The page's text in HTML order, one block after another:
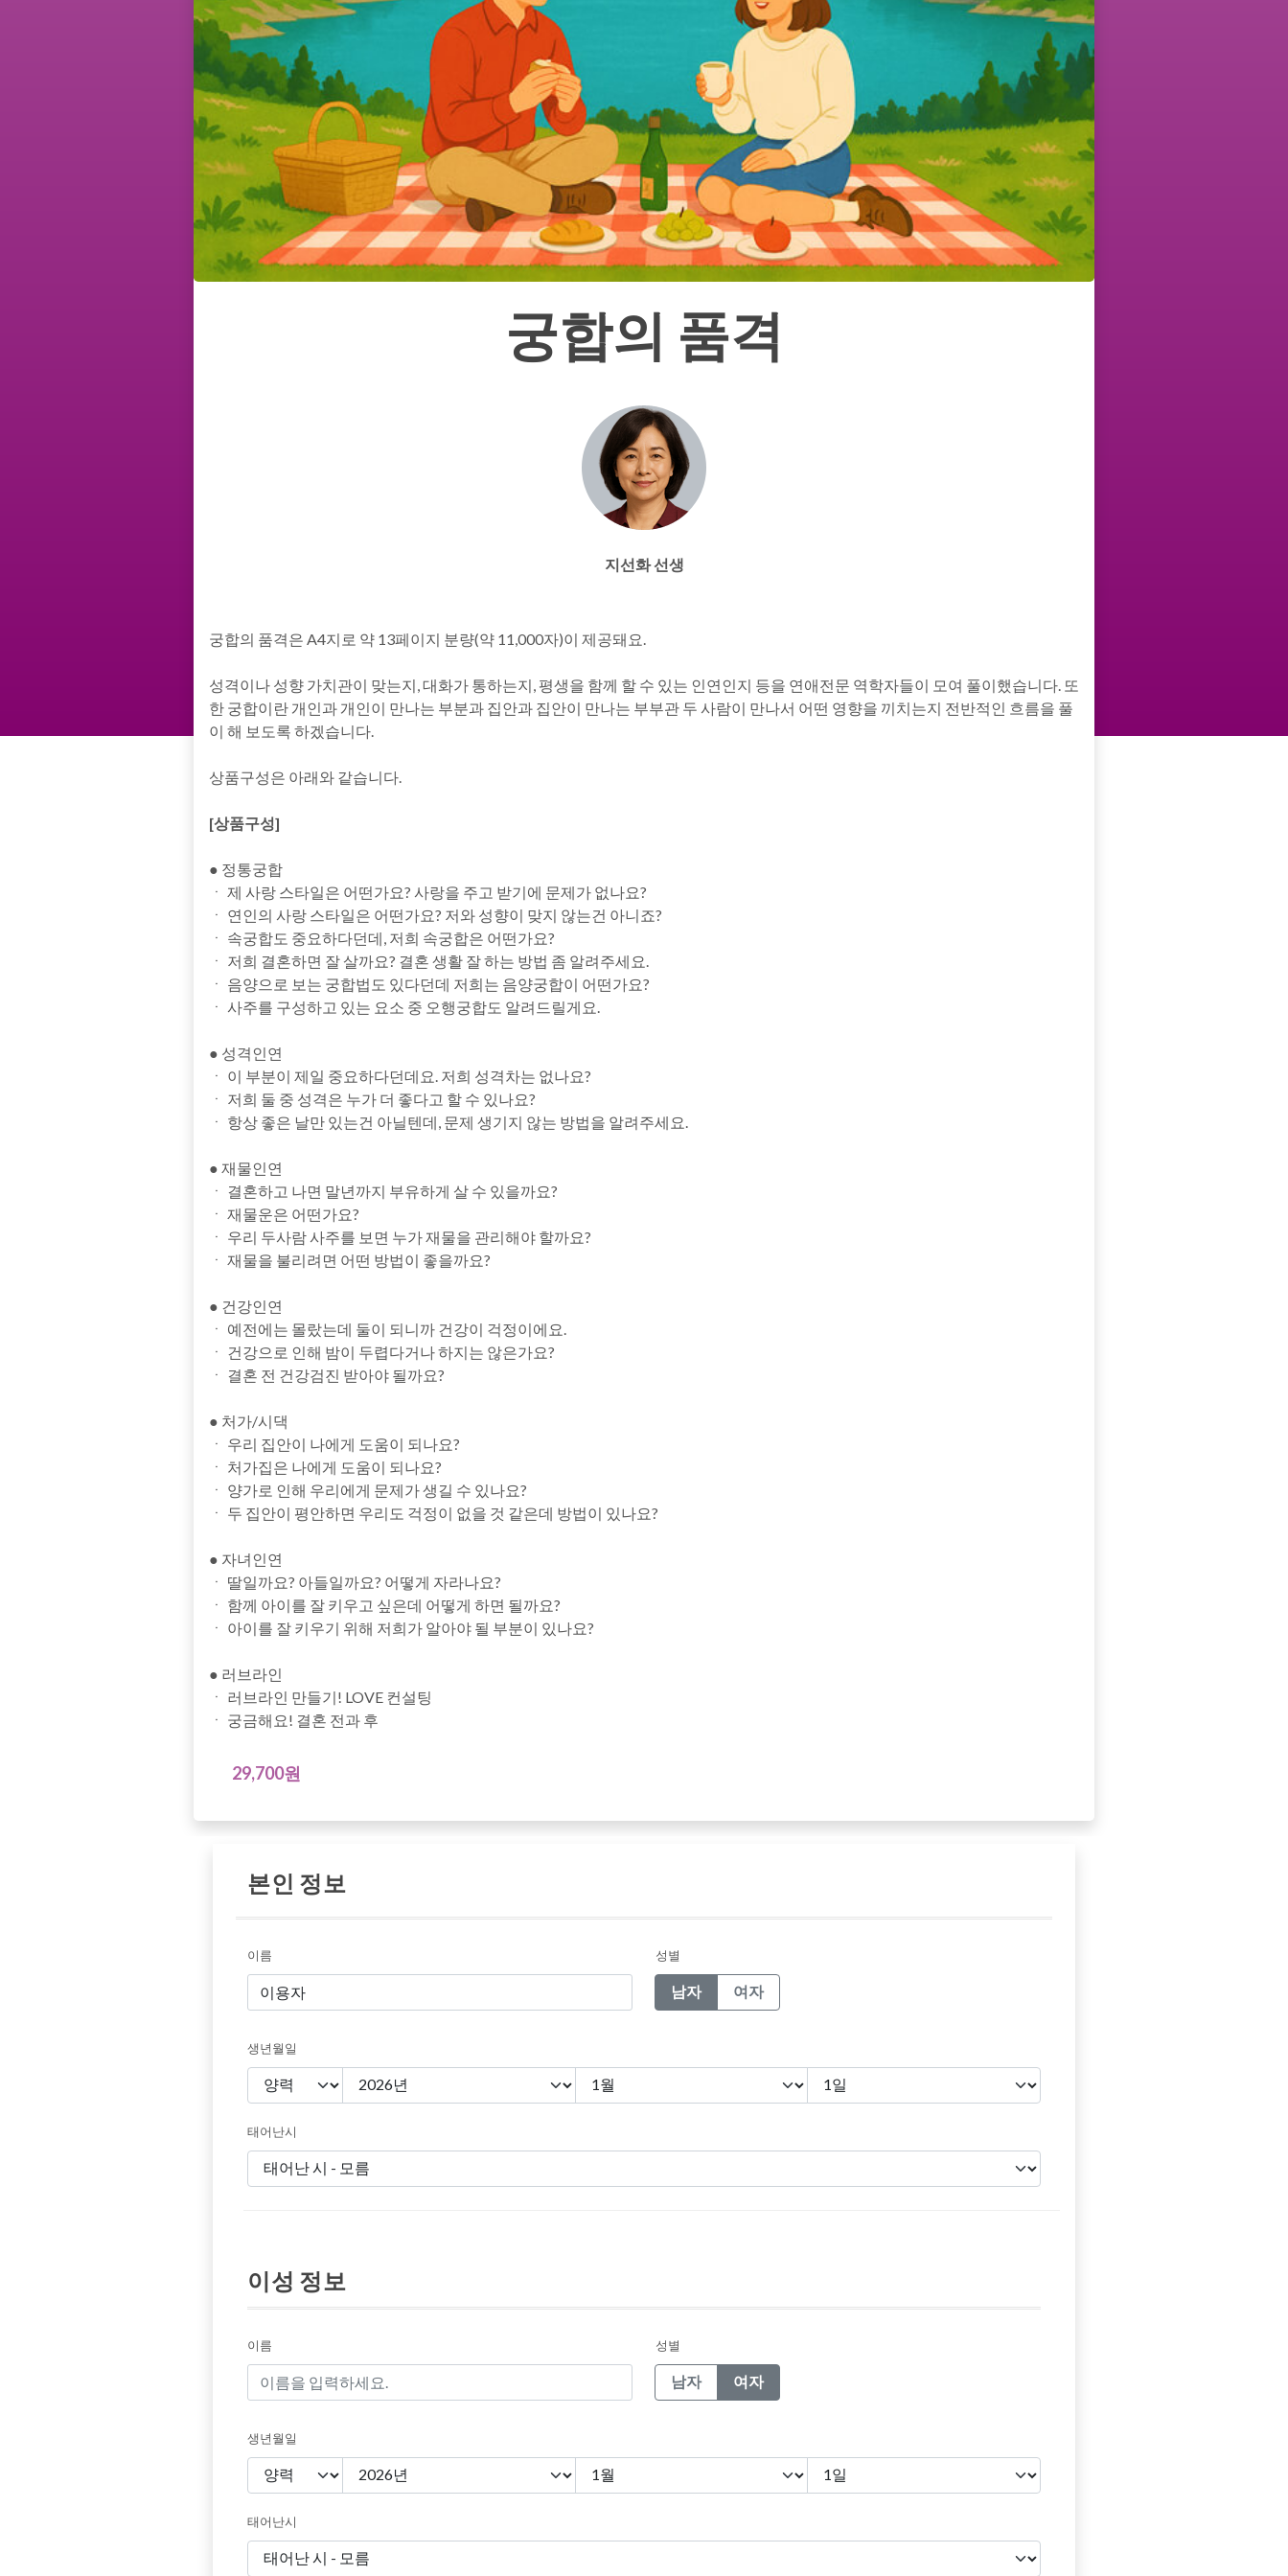
궁합의 품격
지선화 선생
궁합의 품격은 A4지로 약 13페이지 분량(약 11,000자)이 제공돼요.
성격이나 성향 가치관이 맞는지, 대화가 통하는지, 평생을 함께 할 수 있는 인연인지 등을 연애전문 역학자들이 모여 풀이했습니다. 또
한 궁합이란 개인과 개인이 만나는 부분과 집안과 집안이 만나는 부부관 두 사람이 만나서 어떤 영향을 끼치는지 전반적인 흐름을 풀
이 해 보도록 하겠습니다.
상품구성은 아래와 같습니다.
[상품구성]
● 정통궁합
ㆍ 제 사랑 스타일은 어떤가요? 사랑을 주고 받기에 문제가 없나요?
ㆍ 연인의 사랑 스타일은 어떤가요? 저와 성향이 맞지 않는건 아니죠?
ㆍ 속궁합도 중요하다던데, 저희 속궁합은 어떤가요?
ㆍ 저희 결혼하면 잘 살까요? 결혼 생활 잘 하는 방법 좀 알려주세요.
ㆍ 음양으로 보는 궁합법도 있다던데 저희는 음양궁합이 어떤가요?
ㆍ 사주를 구성하고 있는 요소 중 오행궁합도 알려드릴게요.
● 성격인연
ㆍ 이 부분이 제일 중요하다던데요. 저희 성격차는 없나요?
ㆍ 저희 둘 중 성격은 누가 더 좋다고 할 수 있나요?
ㆍ 항상 좋은 날만 있는건 아닐텐데, 문제 생기지 않는 방법을 알려주세요.
● 재물인연
ㆍ 결혼하고 나면 말년까지 부유하게 살 수 있을까요?
ㆍ 재물운은 어떤가요?
ㆍ 우리 두사람 사주를 보면 누가 재물을 관리해야 할까요?
ㆍ 재물을 불리려면 어떤 방법이 좋을까요?
● 건강인연
ㆍ 예전에는 몰랐는데 둘이 되니까 건강이 걱정이에요.
ㆍ 건강으로 인해 밤이 두렵다거나 하지는 않은가요?
ㆍ 결혼 전 건강검진 받아야 될까요?
● 처가/시댁
ㆍ 우리 집안이 나에게 도움이 되나요?
ㆍ 처가집은 나에게 도움이 되나요?
ㆍ 양가로 인해 우리에게 문제가 생길 수 있나요?
ㆍ 두 집안이 평안하면 우리도 걱정이 없을 것 같은데 방법이 있나요?
● 자녀인연
ㆍ 딸일까요? 아들일까요? 어떻게 자라나요?
ㆍ 함께 아이를 잘 키우고 싶은데 어떻게 하면 될까요?
ㆍ 아이를 잘 키우기 위해 저희가 알아야 될 부분이 있나요?
● 러브라인
ㆍ 러브라인 만들기! LOVE 컨설팅
ㆍ 궁금해요! 결혼 전과 후
29,700원
본인 정보
이름 성별
남자 여자
생년월일
태어난시
이성 정보
이름 성별
남자 여자
생년월일
태어난시